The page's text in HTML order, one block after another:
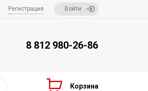
Регистрация Войти
8 812 980-26-86
Корзина